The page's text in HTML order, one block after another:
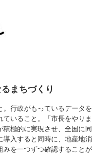
まちづくり
行政がもっているデータを
いること。「市長をやりま
極的に実現させ、全国に同
入すると同時に、地産地消
みを一つずつ確認することが